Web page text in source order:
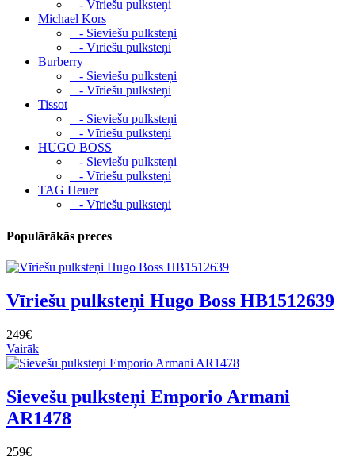
- Vīriešu pulksteņi
Michael Kors
- Sieviešu pulksteņi
- Vīriešu pulksteņi
Burberry
- Sieviešu pulksteņi
- Vīriešu pulksteņi
Tissot
- Sieviešu pulksteņi
- Vīriešu pulksteņi
HUGO BOSS
- Sieviešu pulksteņi
- Vīriešu pulksteņi
TAG Heuer
- Vīriešu pulksteņi
Populārākās preces
Vīriešu pulksteņi Hugo Boss HB1512639
249€
Vairāk
Sievešu pulksteņi Emporio Armani
AR1478
259€